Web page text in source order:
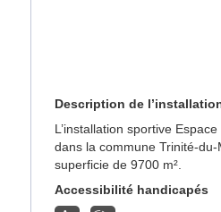
Description de
L’installation sportive
dans la commune Trinité-
superficie de 9700 m².
Accessibilité handicapés